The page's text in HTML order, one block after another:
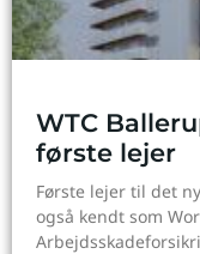
WTC
første lejer
Første lejer til det
også kendt som